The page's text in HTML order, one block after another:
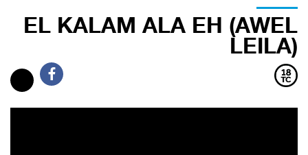
EL KALAM ALA EH (AWEL
LEILA)